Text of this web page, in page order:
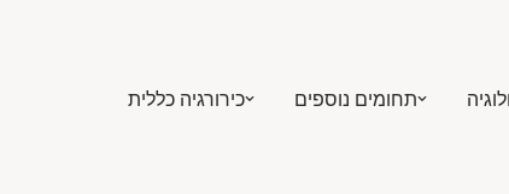
תחומים נוספים כירורגיה כללית